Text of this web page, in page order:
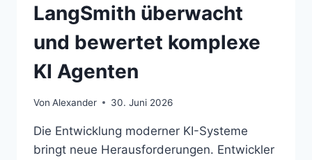
LangSmith überwacht
und bewertet komplexe
KI Agenten
Von Alexander 30. Juni 2026
Die Entwicklung moderner KI-Systeme
bringt neue Herausforderungen. Entwickler